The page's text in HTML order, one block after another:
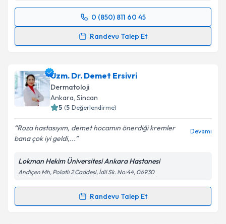
Takvim Talebini Gönder
0 (850) 811 60 45
Randevu Talep Et
Randevu Takvimi Talebi
takvim hazırlandığında e-posta ile bilgilendireceğiz.
E-posta Adresiniz
Kişisel verilerimin işlenmesine ilişkin
'ni okudum ve kişisel verilerimin belirtilen
kapsamda işlenmesini kabul ediyorum.
Takvim Talebini Gönder
Uzm. Dr. Demet Ersivri
Dermatoloji
Ankara, Sincan
5 (5 Değerlendirme)
Roza hastasıyım, demet hocamın önerdiği kremler
bana çok iyi geldi,...
Devamı
Lokman Hekim Üniversitesi Ankara Hastanesi
Andiçen Mh, Polatlı 2 Caddesi, İdil Sk. No:44, 06930
Randevu Talep Et
Randevu Takvimi Talebi